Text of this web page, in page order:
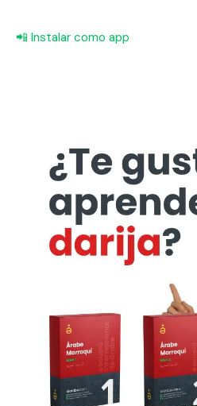
📲 Instalar como app